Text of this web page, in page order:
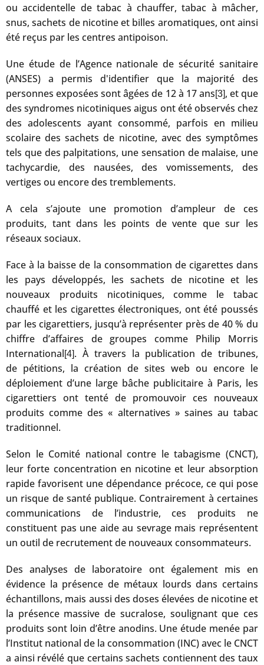
ou accidentelle de tabac à chauffer, tabac à mâcher,
snus, sachets de nicotine et billes aromatiques, ont ainsi
été reçus par les centres antipoison.
Une étude de l’Agence nationale de sécurité sanitaire
(ANSES) a permis d'identifier que la majorité des
personnes exposées sont âgées de 12 à 17 ans[3], et que
des syndromes nicotiniques aigus ont été observés chez
des adolescents ayant consommé, parfois en milieu
scolaire des sachets de nicotine, avec des symptômes
tels que des palpitations, une sensation de malaise, une
tachycardie, des nausées, des vomissements, des
vertiges ou encore des tremblements.
A cela s’ajoute une promotion d’ampleur de ces
produits, tant dans les points de vente que sur les
réseaux sociaux.
Face à la baisse de la consommation de cigarettes dans
les pays développés, les sachets de nicotine et les
nouveaux produits nicotiniques, comme le tabac
chauffé et les cigarettes électroniques, ont été poussés
par les cigarettiers, jusqu’à représenter près de 40 % du
chiffre d’affaires de groupes comme Philip Morris
International[4]. À travers la publication de tribunes,
de pétitions, la création de sites web ou encore le
déploiement d’une large bâche publicitaire à Paris, les
cigarettiers ont tenté de promouvoir ces nouveaux
produits comme des « alternatives » saines au tabac
traditionnel.
Selon le Comité national contre le tabagisme (CNCT),
leur forte concentration en nicotine et leur absorption
rapide favorisent une dépendance précoce, ce qui pose
un risque de santé publique. Contrairement à certaines
communications de l’industrie, ces produits ne
constituent pas une aide au sevrage mais représentent
un outil de recrutement de nouveaux consommateurs.
Des analyses de laboratoire ont également mis en
évidence la présence de métaux lourds dans certains
échantillons, mais aussi des doses élevées de nicotine et
la présence massive de sucralose, soulignant que ces
produits sont loin d’être anodins. Une étude menée par
l’Institut national de la consommation (INC) avec le CNCT
a ainsi révélé que certains sachets contiennent des taux